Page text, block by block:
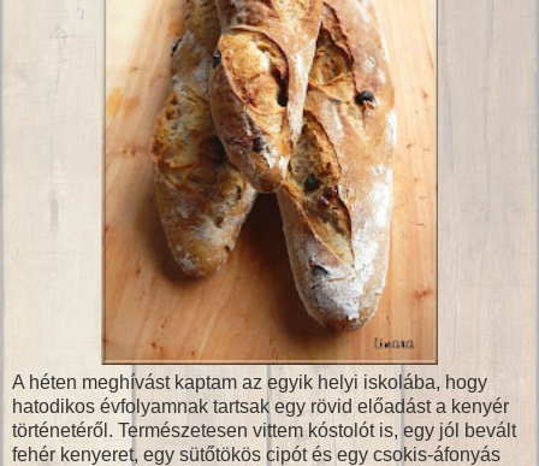
A héten meghívást kaptam az egyik helyi iskolába, hogy
hatodikos évfolyamnak tartsak egy rövid előadást a kenyér
történetéről. Természetesen vittem kóstolót is, egy jól bevált
fehér kenyeret, egy sütőtökös cipót és egy csokis-áfonyás